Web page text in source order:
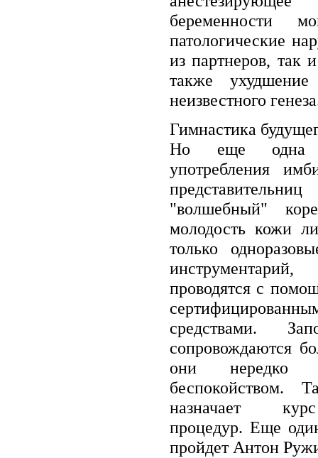
беременности
патологические
из партнеров, так
также ухудшение
неизвестного
Гимнастика
Но еще одна
употребления
"волшебный"
молодость кожи
только
проводятся с
средствами.
сопровождаются
они нередко
беспокойством.
назначает курс
процедур. Еще
пройдет Антон